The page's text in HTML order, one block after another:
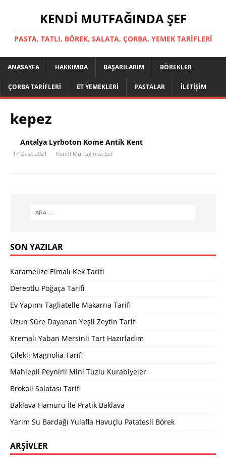
KENDI MUTFAĞINDA ŞEF
PASTA, TATLI, BÖREK, SALATA, ÇORBA, YEMEK TARIFLERI
ANASAYFA HAKKIMDA BAŞARILARIM BÖREKLER
ÇORBA TARIFLERI ET YEMEKLERI PASTALAR İLETIŞIM
kepez
Antalya Lyrboton Kome Antik Kent
17 Ocak 2021 Kendi Mutfağında Şef
SON YAZILAR
Karamelize Elmalı Kek Tarifi
Dereotlu Poğaça Tarifi
Ev Yapımı Tagliatelle Makarna Tarifi
Uzun Süre Dayanan Yeşil Zeytin Tarifi
Kremalı Yaban Mersinli Tart Hazırladım
Çilekli Magnolia Tarifi
Mahlepli Peynirli Mini Tuzlu Kurabiyeler
Brokoli Salatası Tarifi
Baklava Hamuru İle Pratik Baklava
Yarım Su Bardağı Yulafla Havuçlu Patatesli Börek
ARŞIVLER